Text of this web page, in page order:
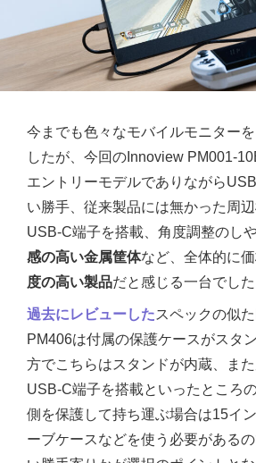
今までも色々なモバイルモニター
したが、今回のInnoview PM001-
エントリーモデルでありながら
い勝手、従来製品には無かった周
USB-C端子を搭載、角度調整のし
感の高い金属筐体など、全体的に
度の高い製品だと感じる一台でした
過去にレビューしたスペックの似
PM406は付属の保護ケースがスタ
方でこちらはスタンドが内蔵、ま
USB-C端子を搭載といったところ
側を保護して持ち運ぶ場合は15イ
ーブケースなどを使う必要がある